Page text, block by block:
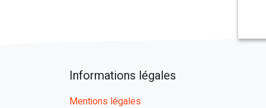
Informations légales
Mentions légales